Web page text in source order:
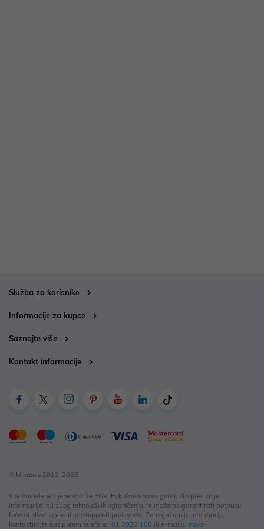
Služba za korisnike
Informacije za kupce
Saznajte više
Kontakt informacije
© Mikronis 2012-2026
Sve navedene cijene sadrže PDV. Pokušavamo osigurati što preciznije
informacije, ali zbog tehnoloških ograničenja ne možemo garantirati potpunu
točnost slika, opisa ili dostupnosti proizvoda. Za najažurnije informacije
kontaktirajte nas putem telefona: 01 3033 100 ili e-maila: nova-